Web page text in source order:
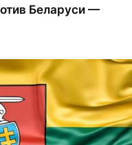
Беларуси —